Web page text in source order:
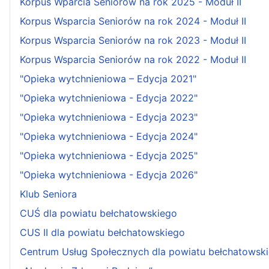
Korpus Wsparcia Seniorów na rok 2024 - Moduł II
Korpus Wsparcia Seniorów na rok 2023 - Moduł II
Korpus Wsparcia Seniorów na rok 2022 - Moduł II
"Opieka wytchnieniowa – Edycja 2021"
"Opieka wytchnieniowa - Edycja 2022"
"Opieka wytchnieniowa - Edycja 2023"
"Opieka wytchnieniowa - Edycja 2024"
"Opieka wytchnieniowa - Edycja 2025"
"Opieka wytchnieniowa - Edycja 2026"
Klub Seniora
CUŚ dla powiatu bełchatowskiego
CUS II dla powiatu bełchatowskiego
Centrum Usług Społecznych dla powiatu